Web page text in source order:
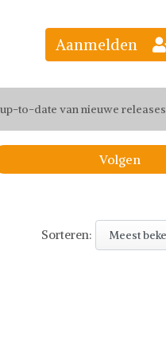
jouw favoriete looks
to-date van nieuwe releases
de leukste items met vrienden
Aanmelden
Volgen
Sorteren: